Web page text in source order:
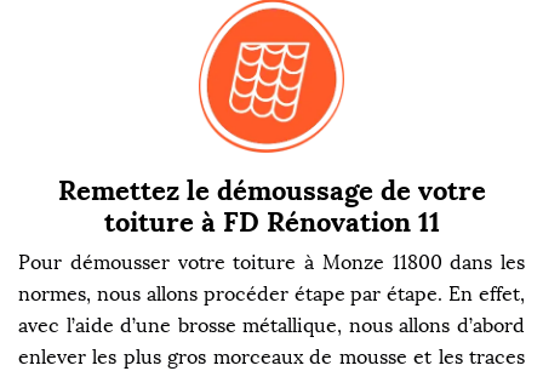
Remettez le démoussage de votre
toiture à FD Rénovation 11
Pour démousser votre toiture à Monze 11800 dans les
normes, nous allons procéder étape par étape. En effet,
avec l’aide d’une brosse métallique, nous allons d’abord
enlever les plus gros morceaux de mousse et les traces